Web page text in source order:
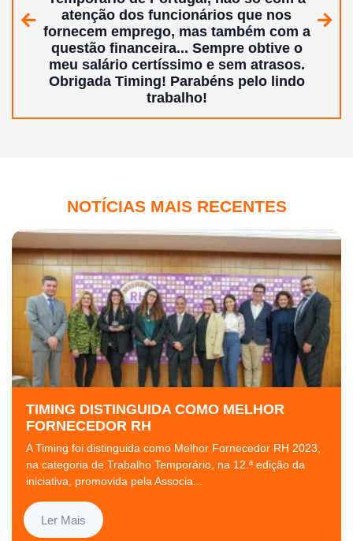
atenção dos funcionários que nos
fornecem emprego, mas também com a
questão financeira... Sempre obtive o
meu salário certíssimo e sem atrasos.
Obrigada Timing! Parabéns pelo lindo
trabalho!
Anterior
NOTÍCIAS MAIS RECENTES
TIMING DISTINGUIDA COMO MELHOR
FORNECEDOR RH
A Timing foi distinguida como Melhor Fornecedor RH 2023,
na categoria de Trabalho Temporário, na 12.ª edição da
iniciativa, promovida pela Associa...
Ler Mais